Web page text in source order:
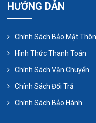
sản xuất kiềm và
công nghiệp điện tử,
nước clo, mạ điện,
nghiệp xăng dầu,
lưu chất như: các
HƯỚNG DẪN
Chính Sách Bảo Mật
Hình Thức Thanh Toán
Chính Sách Vận Chuyển
Chính Sách Đổi Trả
Chính Sách Bảo Hành